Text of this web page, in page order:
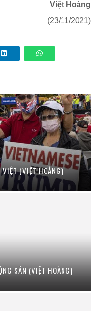
Việt Hoàng
(23/11/2021)
VIỆT (VIỆT HOÀNG)
SẢN (VIỆT HOÀNG)